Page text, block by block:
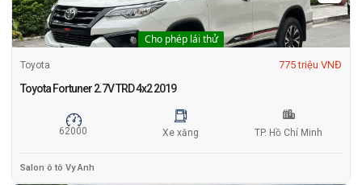
Cho phép lái thử
Toyota 775 triệu VNĐ
Toyota Fortuner 2.7V TRD 4x2 2019
62000 Xe xăng TP. Hồ Chí Minh
Salon ô tô Vy Anh